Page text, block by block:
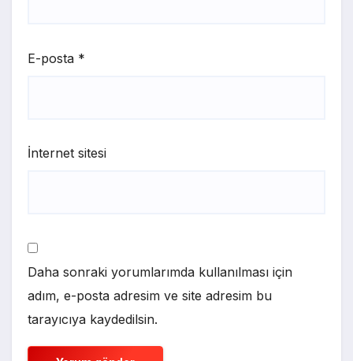
E-posta *
İnternet sitesi
Daha sonraki yorumlarımda kullanılması için
adım, e-posta adresim ve site adresim bu
tarayıcıya kaydedilsin.